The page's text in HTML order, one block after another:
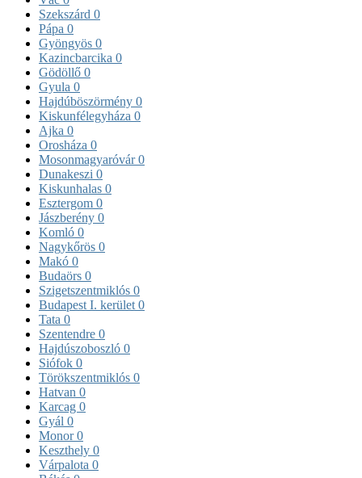
Szekszárd 0
Pápa 0
Gyöngyös 0
Kazincbarcika 0
Gödöllő 0
Gyula 0
Hajdúböszörmény 0
Kiskunfélegyháza 0
Ajka 0
Orosháza 0
Mosonmagyaróvár0
Dunakeszi 0
Kiskunhalas 0
Esztergom 0
Jászberény 0
Komló 0
Nagykőrös 0
Makó 0
Budaörs 0
Szigetszentmiklós 0
Budapest I. kerület 0
Tata 0
Szentendre 0
Hajdúszoboszló 0
Siófok 0
Törökszentmiklós 0
Hatvan 0
Karcag 0
Gyál 0
Monor0
Keszthely 0
Várpalota 0